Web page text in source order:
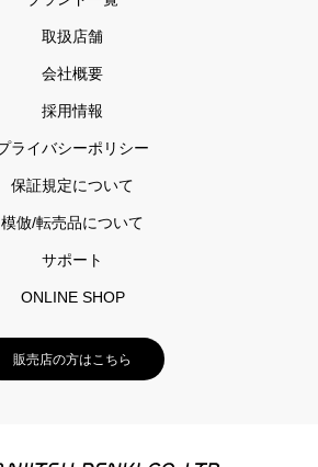
取扱店舗
会社概要
採用情報
ライバシーポリシー
保証規定について
模倣/転売品について
サポート
ONLINE SHOP
販売店の方はこちら